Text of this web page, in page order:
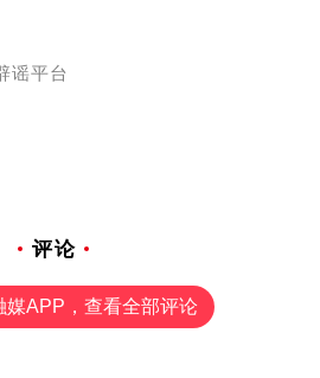
谣平台
评论
媒APP，查看全部评论